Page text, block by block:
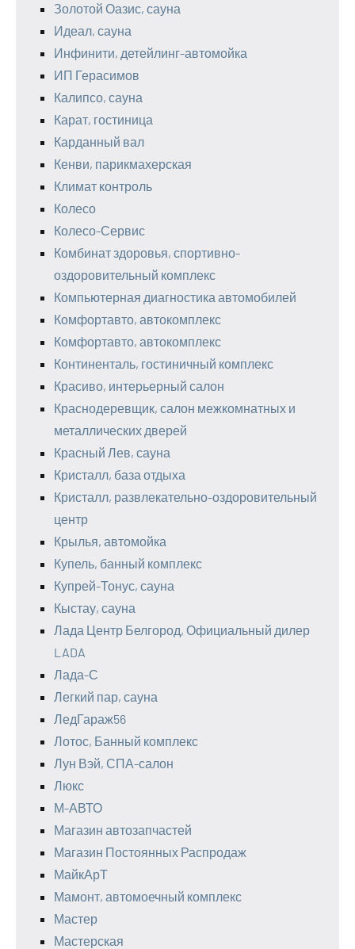
Золотой Оазис, сауна
Идеал, сауна
Инфинити, детейлинг-автомойка
ИП Герасимов
Калипсо, сауна
Карат, гостиница
Карданный вал
Кенви, парикмахерская
Климат контроль
Колесо
Колесо-Сервис
Комбинат здоровья, спортивно-
оздоровительный комплекс
Компьютерная диагностика автомобилей
Комфортавто, автокомплекс
Комфортавто, автокомплекс
Континенталь, гостиничный комплекс
Красиво, интерьерный салон
Краснодеревщик, салон межкомнатных и
металлических дверей
Красный Лев, сауна
Кристалл, база отдыха
Кристалл, развлекательно-оздоровительный
центр
Крылья, автомойка
Купель, банный комплекс
Купрей-Тонус, сауна
Кыстау, сауна
Лада Центр Белгород, Официальный дилер
LADA
Лада-С
Легкий пар, сауна
ЛедГараж56
Лотос, Банный комплекс
Лун Вэй, СПА-салон
Люкс
М-АВТО
Магазин автозапчастей
Магазин Постоянных Распродаж
МайкАрТ
Мамонт, автомоечный комплекс
Мастер
Мастерская